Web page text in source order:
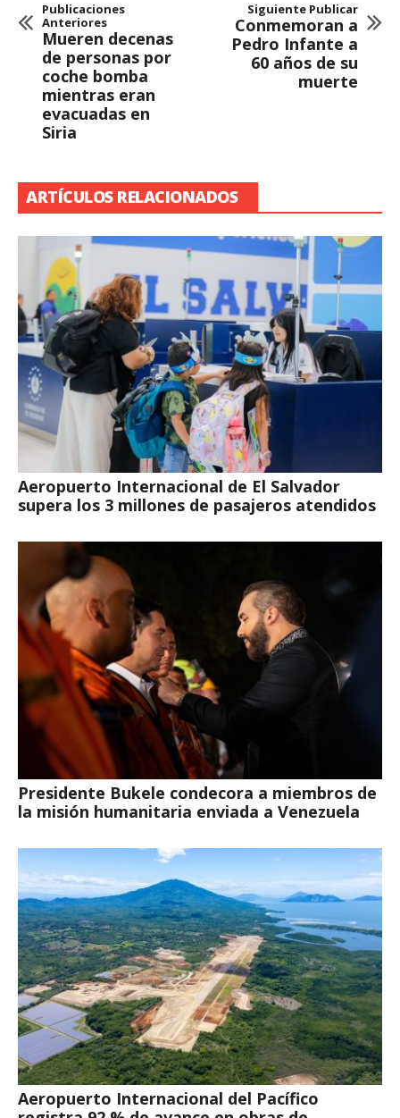
Publicaciones
Anteriores
Mueren decenas
de personas por
coche bomba
mientras eran
evacuadas en
Siria
Siguiente Publicar
Conmemoran a
Pedro Infante a
60 años de su
muerte
ARTÍCULOS RELACIONADOS
Aeropuerto Internacional de El Salvador
supera los 3 millones de pasajeros atendidos
Presidente Bukele condecora a miembros de
la misión humanitaria enviada a Venezuela
Aeropuerto Internacional del Pacífico